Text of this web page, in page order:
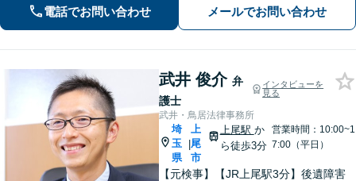
電話でお問い合わせ メールでお問い合わせ
武井 俊介 弁
護士
インタビューを
見る
武井・鳥居法律事務所
埼
玉
県
|
上
尾
市
上尾駅 か
ら徒歩3分
営業時間：10:00~1
7:00（平日）
【元検事】【JR上尾駅3分】後遺障害